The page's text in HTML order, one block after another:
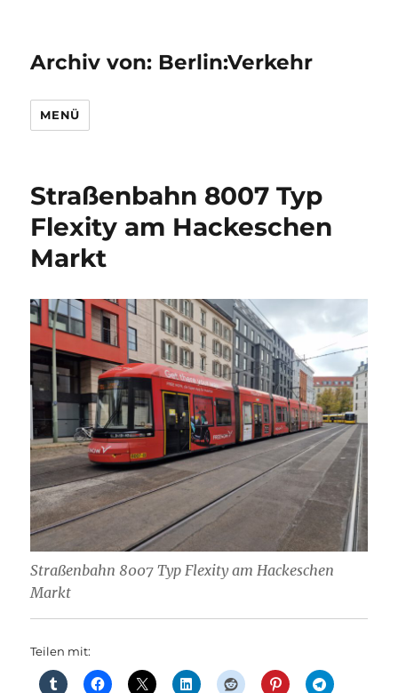
Archiv von: Berlin:Verkehr
MENÜ
Straßenbahn 8007 Typ
Flexity am Hackeschen
Markt
Straßenbahn 8007 Typ Flexity am Hackeschen
Markt
Teilen mit: